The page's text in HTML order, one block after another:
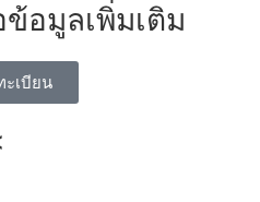
อมูลเพิ่มเติม
ะเบียน